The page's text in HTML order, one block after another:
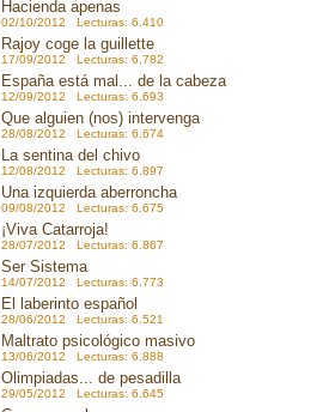
Hacienda apenas
02/10/2012 Lecturas: 6.410
Rajoy coge la guillette
17/09/2012 Lecturas: 6.782
España está mal... de la cabeza
12/09/2012 Lecturas: 6.693
Que alguien (nos) intervenga
28/08/2012 Lecturas: 6.674
La sentina del chivo
12/08/2012 Lecturas: 6.897
Una izquierda aberroncha
09/08/2012 Lecturas: 6.675
¡Viva Catarroja!
28/07/2012 Lecturas: 6.867
Ser Sistema
14/07/2012 Lecturas: 6.773
El laberinto español
28/06/2012 Lecturas: 6.521
Maltrato psicológico masivo
13/06/2012 Lecturas: 6.888
Olimpiadas... de pesadilla
29/05/2012 Lecturas: 6.645